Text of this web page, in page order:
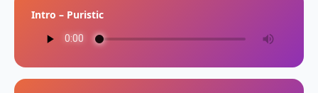
Intro – Puristic